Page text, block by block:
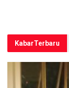
KabarTerbaru